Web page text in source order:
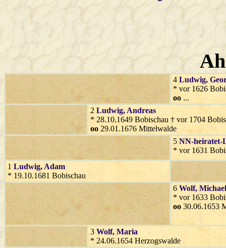
4 Ludwig,
* vor 1626
oo ...
2 Ludwig, Andreas
* 28.10.1649 Bobischau † vor 1704
oo 29.01.1676 Mittelwalde
5 NN-heiratet-
* vor 1631
1 Ludwig, Adam
* 19.10.1681 Bobischau
6 Wolf, Michael
* vor 1633
oo 30.06.1653
3 Wolf, Maria
* 24.06.1654 Herzogswalde